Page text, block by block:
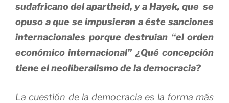
sudafricano del apartheid, y a Hayek, que se
opuso a que se impusieran a éste sanciones
internacionales porque destruían “el orden
económico internacional” ¿Qué concepción
tiene el neoliberalismo de la democracia?
La cuestión de la democracia es la forma más